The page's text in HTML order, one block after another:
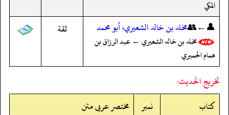
المكي
👤←👥مخلد بن خالد الشعيري، أبو محمد
مخلد بن خالد الشعيري ← عبد الرزاق بن
همام الحميري
ثقة
تخريج الحديث:
کتاب
نمبر
مختصر عربی متن